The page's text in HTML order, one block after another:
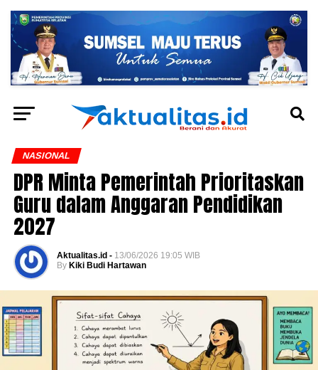
NASIONAL
DPR Minta Pemerintah Prioritaskan
Guru dalam Anggaran Pendidikan
2027
Aktualitas.id - 13/06/2026 19:05 WIB
By Kiki Budi Hartawan